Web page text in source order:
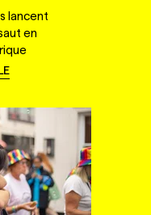
lancent
en